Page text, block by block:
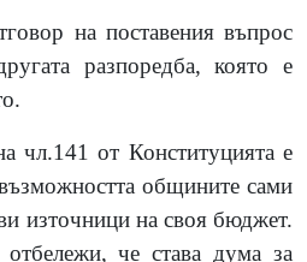
на поставения въпрос
разпоредба, която е
чл.141 от Конституцията е
общините сами
източници на своя бюджет.
че става дума за